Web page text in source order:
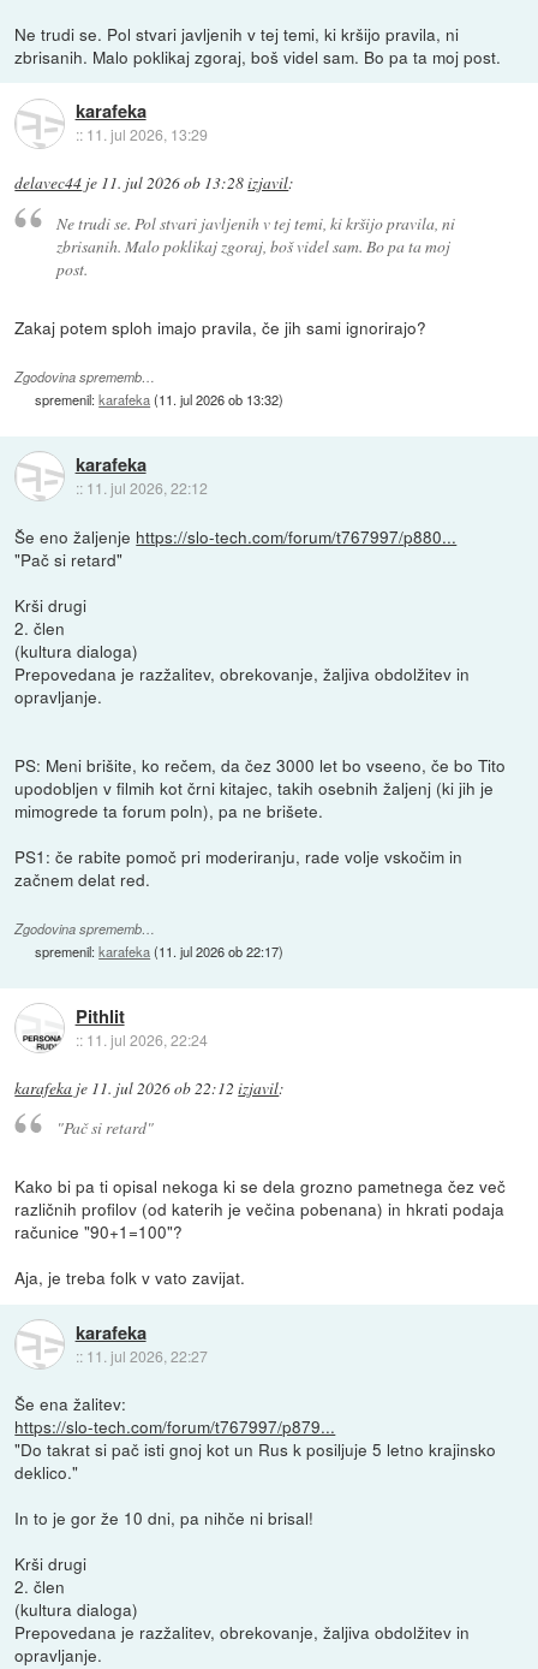
Ne trudi se. Pol stvari javljenih v tej temi, ki kršijo pravila, ni
zbrisanih. Malo poklikaj zgoraj, boš videl sam. Bo pa ta moj post.
karafeka
:: 11. jul 2026, 13:29
delavec44 je 11. jul 2026 ob 13:28izjavil:
Ne trudi se. Pol stvari javljenih v tej temi, ki kršijo pravila, ni
zbrisanih. Malo poklikaj zgoraj, boš videl sam. Bo pa ta moj
post.
Zakaj potem sploh imajo pravila, če jih sami ignorirajo?
Zgodovina sprememb…
spremenil:karafeka(11. jul 2026 ob 13:32)
karafeka
:: 11. jul 2026, 22:12
Še eno žaljenje https://slo-tech.com/forum/t767997/p880...
"Pač si retard"
Krši drugi
2. člen
(kultura dialoga)
Prepovedana je razžalitev, obrekovanje, žaljiva obdolžitev in
opravljanje.
PS: Meni brišite, ko rečem, da čez 3000 let bo vseeno, če bo Tito
upodobljen v filmih kot črni kitajec, takih osebnih žaljenj (ki jih je
mimogrede ta forum poln), pa ne brišete.
PS1: če rabite pomoč pri moderiranju, rade volje vskočim in
začnem delat red.
Zgodovina sprememb…
spremenil:karafeka(11. jul 2026 ob 22:17)
Pithlit
:: 11. jul 2026, 22:24
karafeka je 11. jul 2026 ob 22:12 izjavil:
"Pač si retard"
Kako bi pa ti opisal nekoga ki se dela grozno pametnega čez več
različnih profilov (od katerih je večina pobenana) in hkrati podaja
računice "90+1=100"?
Aja, je treba folk v vato zavijat.
karafeka
:: 11. jul 2026, 22:27
Še ena žalitev:
https://slo-tech.com/forum/t767997/p879...
"Do takrat si pač isti gnoj kot un Rus k posiljuje 5 letno krajinsko
deklico."
In to je gor že 10 dni, pa nihče ni brisal!
Krši drugi
2. člen
(kultura dialoga)
Prepovedana je razžalitev, obrekovanje, žaljiva obdolžitev in
opravljanje.